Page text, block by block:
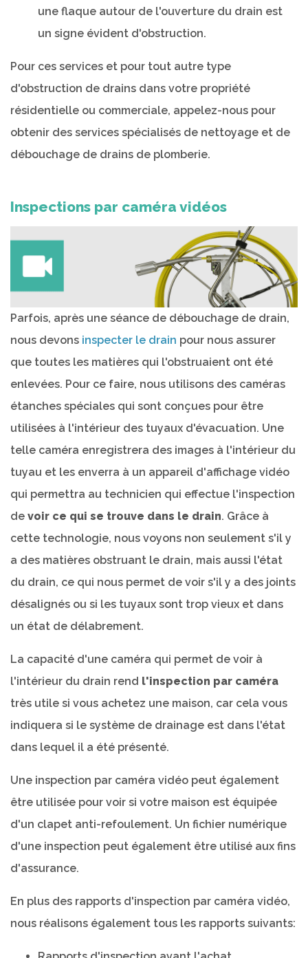
une flaque autour de l'ouverture du drain est
un signe évident d'obstruction.
Pour ces services et pour tout autre type
d'obstruction de drains dans votre propriété
résidentielle ou commerciale, appelez-nous pour
obtenir des services spécialisés de nettoyage et de
débouchage de drains de plomberie.
Inspections par caméra vidéos
Parfois, après une séance de débouchage de drain,
nous devons inspecter le drain pour nous assurer
que toutes les matières qui l'obstruaient ont été
enlevées. Pour ce faire, nous utilisons des caméras
étanches spéciales qui sont conçues pour être
utilisées à l'intérieur des tuyaux d'évacuation. Une
telle caméra enregistrera des images à l'intérieur du
tuyau et les enverra à un appareil d'affichage vidéo
qui permettra au technicien qui effectue l'inspection
de voir ce qui se trouve dans le drain. Grâce à
cette technologie, nous voyons non seulement s'il y
a des matières obstruant le drain, mais aussi l'état
du drain, ce qui nous permet de voir s'il y a des joints
désalignés ou si les tuyaux sont trop vieux et dans
un état de délabrement.
La capacité d'une caméra qui permet de voir à
l'intérieur du drain rend l'inspection par caméra
très utile si vous achetez une maison, car cela vous
indiquera si le système de drainage est dans l'état
dans lequel il a été présenté.
Une inspection par caméra vidéo peut également
être utilisée pour voir si votre maison est équipée
d'un clapet anti-refoulement. Un fichier numérique
d'une inspection peut également être utilisé aux fins
d'assurance.
En plus des rapports d'inspection par caméra vidéo,
nous réalisons également tous les rapports suivants: